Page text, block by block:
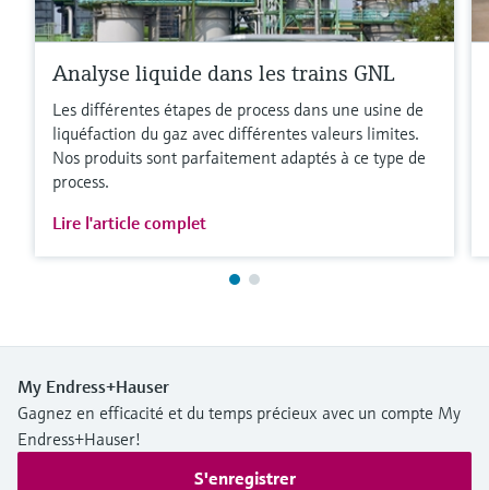
Analyse liquide dans les trains GNL
Les différentes étapes de process dans une usine de
liquéfaction du gaz avec différentes valeurs limites.
Nos produits sont parfaitement adaptés à ce type de
process.
Lire l'article complet
My Endress+Hauser
Gagnez en efficacité et du temps précieux avec un compte My
Endress+Hauser!
S'enregistrer